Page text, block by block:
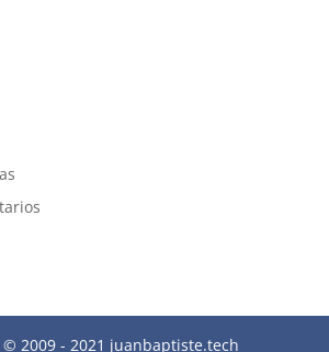
2009 - 2021 juanbaptiste.tech